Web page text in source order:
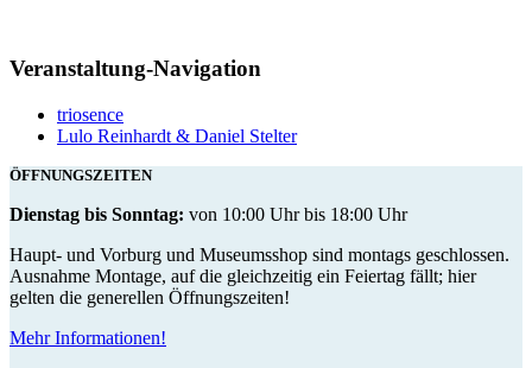
Veranstaltung-Navigation
triosence
Lulo Reinhardt & Daniel Stelter
ÖFFNUNGSZEITEN
Dienstag bis Sonntag: von 10:00 Uhr bis 18:00 Uhr
Haupt- und Vorburg und Museumsshop sind montags geschlossen.
Ausnahme Montage, auf die gleichzeitig ein Feiertag fällt; hier
gelten die generellen Öffnungszeiten!
Mehr Informationen!